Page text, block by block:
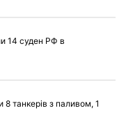
14 суден РФ в
танкерів з паливом, 1